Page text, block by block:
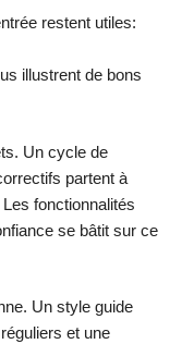
restent utiles:
illustrent de bons
Un cycle de
partent à
fonctionnalités
se bâtit sur ce
Un style guide
et une